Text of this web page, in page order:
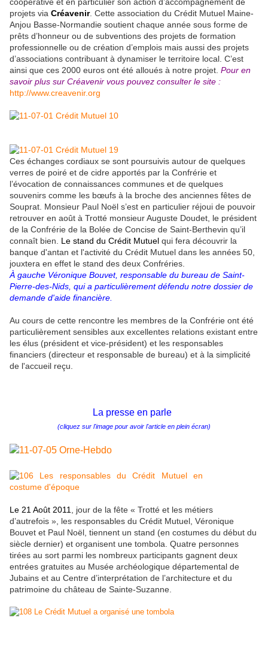
projets via Créavenir. Cette association du Crédit Mutuel Maine-
Anjou Basse-Normandie soutient chaque année sous forme de
prêts d’honneur ou de subventions des projets de formation
professionnelle ou de création d’emplois mais aussi des projets
d’associations contribuant à dynamiser le territoire local. C’est
ainsi que ces 2000 euros ont été alloués à notre projet. Pour en
savoir plus sur Créavenir vous pouvez consulter le site :
http://www.creavenir.org
Ces échanges cordiaux se sont poursuivis autour de quelques
verres de poiré et de cidre apportés par la Confrérie et
l’évocation de connaissances communes et de quelques
souvenirs comme les bœufs à la broche des anciennes fêtes de
Souprat. Monsieur Paul Noël s’est en particulier réjoui de pouvoir
retrouver en août à Trotté monsieur Auguste Doudet, le président
de la Confrérie de la Bolée de Concise de Saint-Berthevin qu’il
connaît bien. Le stand du Crédit Mutuel qui fera découvrir la
banque d'antan et l'activité du Crédit Mutuel dans les années 50,
jouxtera en effet le stand des deux Confréries.
À gauche Véronique Bouvet, responsable du bureau de Saint-
Pierre-des-Nids, qui a particulièrement défendu notre dossier de
demande d'aide financière.
Au cours de cette rencontre les membres de la Confrérie ont été
particulièrement sensibles aux excellentes relations existant entre
les élus (président et vice-président) et les responsables
financiers (directeur et responsable de bureau) et à la simplicité
de l'accueil reçu.
La presse en parle
(cliquez sur l'image pour avoir l'article en plein écran)
Le 21 Août 2011
, jour de la fête « Trotté et les métiers
d’autrefois », les responsables du Crédit Mutuel, Véronique
Bouvet et Paul Noël, tiennent un stand (en costumes du début du
siècle dernier) et organisent une tombola. Quatre personnes
tirées au sort parmi les nombreux participants gagnent deux
entrées gratuites au Musée archéologique départemental de
Jubains et au Centre d’interprétation de l’architecture et du
patrimoine du château de Sainte-Suzanne.